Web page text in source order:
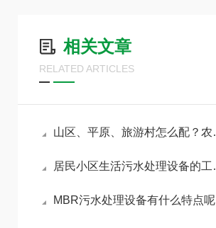
相关文章
RELATED ARTICLES
山区、平原、旅游村怎么配？农村改造污水处理设备分场景选型方案
居民小区生活污水处理设备的工艺原理及用途
MBR污水处理设备有什么特点呢